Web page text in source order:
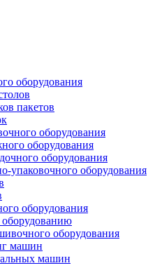
оборудования
пакетов
оборудования
оборудования
оборудования
упаковочного оборудования
оборудования
оборудования
машин
машин